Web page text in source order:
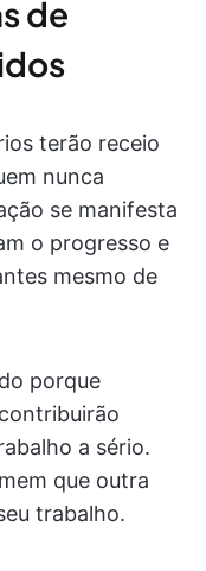
de
terão receio
nunca
se manifesta
o progresso e
mesmo de
porque
a sério.
que outra
trabalho.